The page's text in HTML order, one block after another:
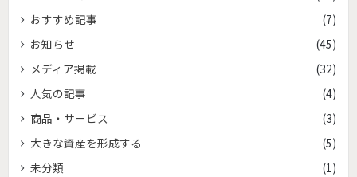
おすすめ記事
(7)
お知らせ
(45)
メディア掲載
(32)
人気の記事
(4)
商品・サービス
(3)
大きな資産を形成する
(5)
未分類
(1)